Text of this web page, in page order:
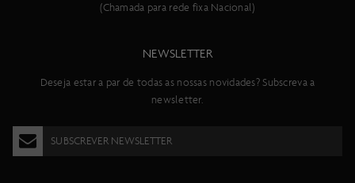
(Chamada para rede fixa Nacional)
NEWSLETTER
Deseja estar a par de todas as nossas novidades? Subscreva a
newsletter.
SUBSCREVER NEWSLETTER